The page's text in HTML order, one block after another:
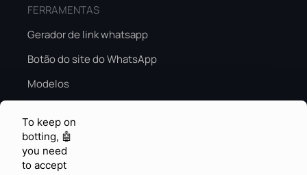
FERRAMENTAS
Gerador de link whatsapp
Botão do site do WhatsApp
Modelos
Alta temporada de IA
CONHECIMENTO E FEEDBACK
To keep on
botting, 🤖
you need
to accept